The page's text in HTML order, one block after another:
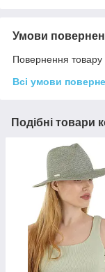
Умови
Повернення товару
Всі умови
Подібні товари